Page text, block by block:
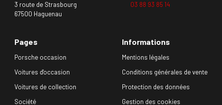
3 route de Strasbourg
67500 Haguenau
03 88 93 85 14
Pages
Porsche occasion
Voitures d'occasion
Voitures de collection
Société
Informations
Mentions légales
Conditions générales de vente
Protection des données
Gestion des cookies